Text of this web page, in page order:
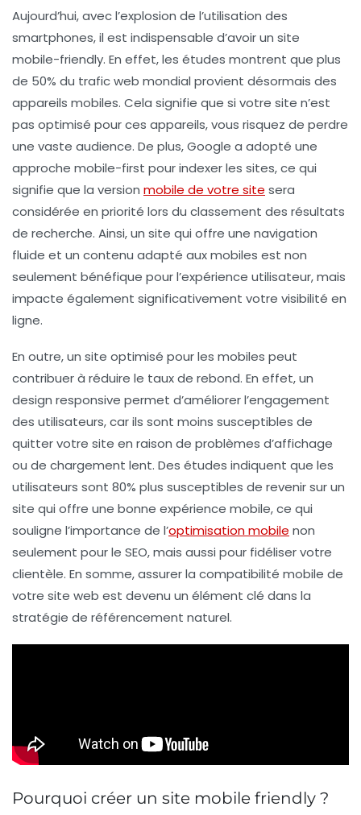
Aujourd’hui, avec l’explosion de l’utilisation des
smartphones, il est indispensable d’avoir un site
mobile-friendly. En effet, les études montrent que plus
de 50% du trafic web mondial provient désormais des
appareils mobiles. Cela signifie que si votre site n’est
pas optimisé pour ces appareils, vous risquez de perdre
une vaste audience. De plus, Google a adopté une
approche mobile-first pour indexer les sites, ce qui
signifie que la version mobile de votre site sera
considérée en priorité lors du classement des résultats
de recherche. Ainsi, un site qui offre une navigation
fluide et un contenu adapté aux mobiles est non
seulement bénéfique pour l’expérience utilisateur, mais
impacte également significativement votre visibilité en
ligne.
En outre, un site optimisé pour les mobiles peut
contribuer à réduire le taux de rebond. En effet, un
design responsive permet d’améliorer l’engagement
des utilisateurs, car ils sont moins susceptibles de
quitter votre site en raison de problèmes d’affichage
ou de chargement lent. Des études indiquent que les
utilisateurs sont 80% plus susceptibles de revenir sur un
site qui offre une bonne expérience mobile, ce qui
souligne l’importance de l’optimisation mobile non
seulement pour le SEO, mais aussi pour fidéliser votre
clientèle. En somme, assurer la compatibilité mobile de
votre site web est devenu un élément clé dans la
stratégie de référencement naturel.
Pourquoi créer un site mobile friendly ?